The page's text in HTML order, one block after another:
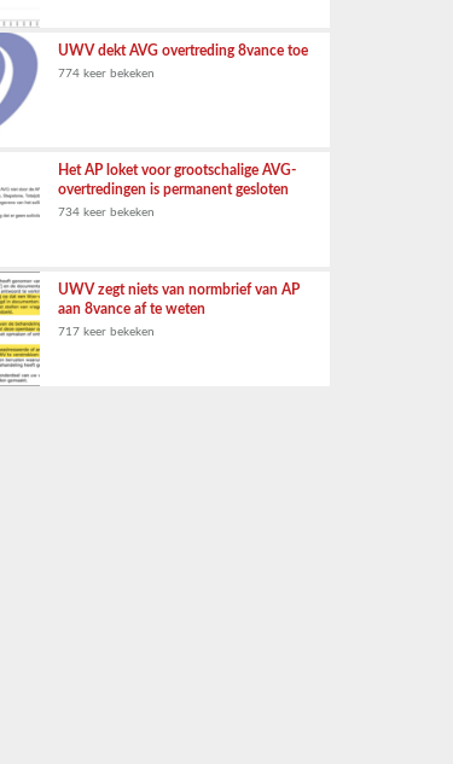
UWV dekt AVG overtreding 8vance toe
774 keer bekeken
Het AP loket voor grootschalige AVG-
overtredingen is permanent gesloten
734 keer bekeken
UWV zegt niets van normbrief van AP
aan 8vance af te weten
717 keer bekeken